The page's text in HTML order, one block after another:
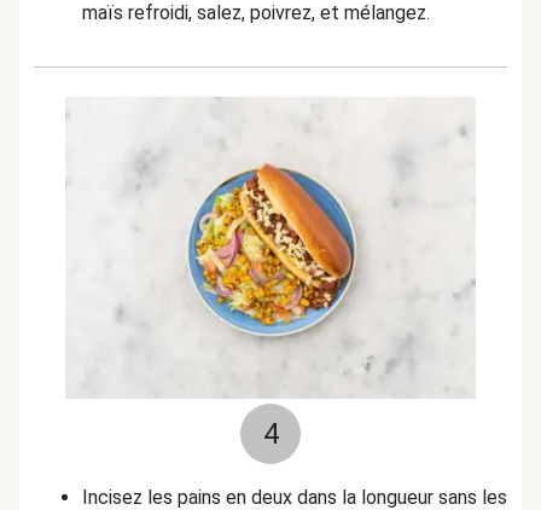
maïs refroidi, salez, poivrez, et mélangez.
4
Incisez les pains en deux dans la longueur sans les